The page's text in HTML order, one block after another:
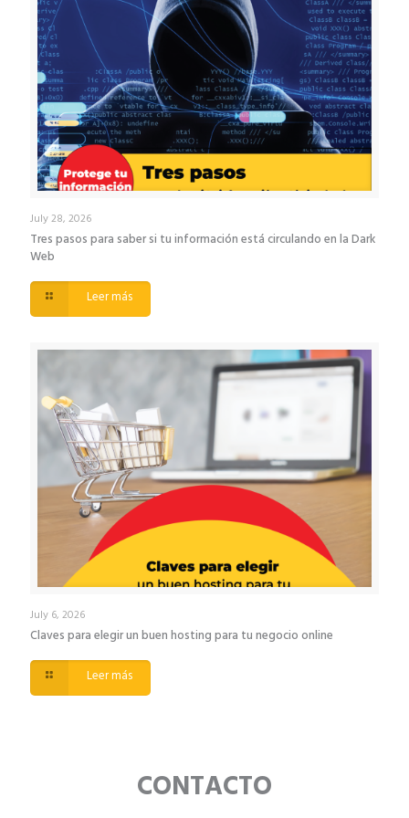
July 28, 2026
Tres pasos para saber si tu información está circulando en la Dark
Web
Leer más
July 6, 2026
Claves para elegir un buen hosting para tu negocio online
Leer más
CONTACTO